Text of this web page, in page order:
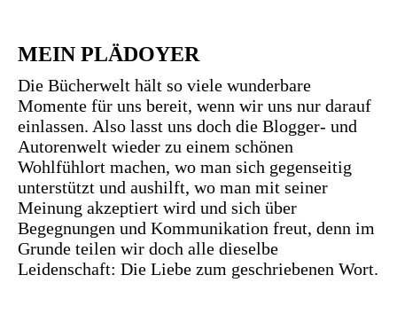
MEIN PLÄDOYER
Die Bücherwelt hält so viele wunderbare
Momente für uns bereit, wenn wir uns nur darauf
einlassen. Also lasst uns doch die Blogger- und
Autorenwelt wieder zu einem schönen
Wohlfühlort machen, wo man sich gegenseitig
unterstützt und aushilft, wo man mit seiner
Meinung akzeptiert wird und sich über
Begegnungen und Kommunikation freut, denn im
Grunde teilen wir doch alle dieselbe
Leidenschaft: Die Liebe zum geschriebenen Wort.